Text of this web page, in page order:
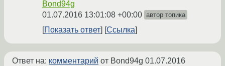
Bond94g
01.07.2016 13:01:08 +00:00 автор топика
Показать ответ Ссылка
Ответ на: комментарий от Bond94g 01.07.2016